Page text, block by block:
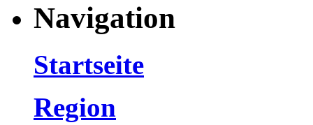
Navigation
Startseite
Region